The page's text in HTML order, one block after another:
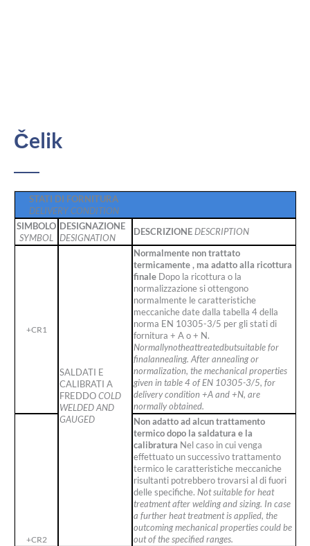
Čelik
STATI DI FORNITURA
DELIVERY CONDITION
SIMBOLO
SYMBOL
DESIGNAZIONE
DESIGNATION
DESCRIZIONEDESCRIPTION
+CR1
SALDATI E
CALIBRATI A
FREDDOCOLD
WELDED AND
GAUGED
Normalmente non trattato
termicamente , ma adatto alla ricottura
finale Dopo la ricottura o la
normalizzazione si ottengono
normalmente le caratteristiche
meccaniche date dalla tabella 4 della
norma EN 10305-3/5 per gli stati di
fornitura + A o + N.
Normallynotheattreatedbutsuitable for
finalannealing.After annealing or
normalization, the mechanical properties
given in table 4 of EN 10305-3/5, for
delivery condition +A and +N, are
normally obtained.
+CR2
Non adatto ad alcun trattamento
termico dopo la saldatura e la
calibratura Nel caso in cui venga
effettuato un successivo trattamento
termico le caratteristiche meccaniche
risultanti potrebbero trovarsi al di fuori
delle specifiche.Not suitable for heat
treatment after welding and sizing. In case
a further heat treatment is applied, the
outcoming mechanical properties could be
out of the specified ranges.